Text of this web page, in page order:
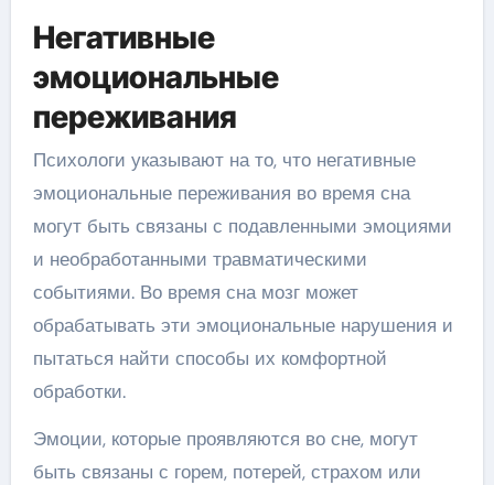
Негативные
эмоциональные
переживания
Психологи указывают на то, что негативные
эмоциональные переживания во время сна
могут быть связаны с подавленными эмоциями
и необработанными травматическими
событиями. Во время сна мозг может
обрабатывать эти эмоциональные нарушения и
пытаться найти способы их комфортной
обработки.
Эмоции, которые проявляются во сне, могут
быть связаны с горем, потерей, страхом или